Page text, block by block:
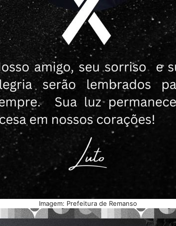
Imagem: Prefeitura de Remanso